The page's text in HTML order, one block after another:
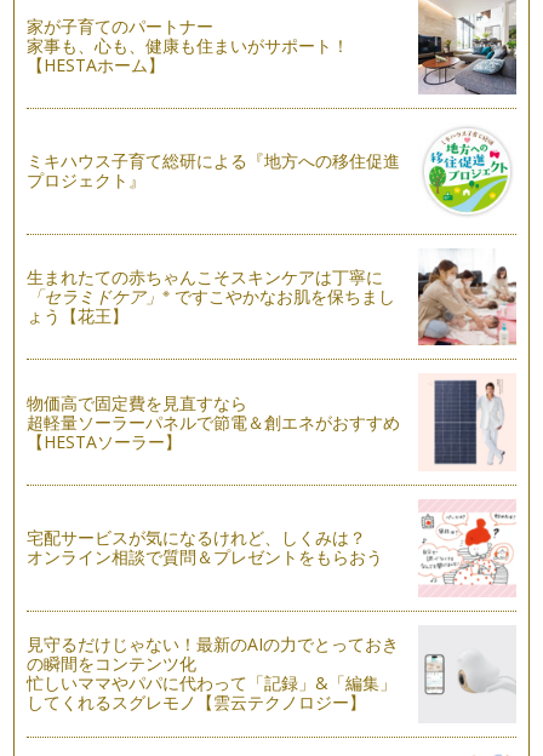
離婚を考える前にやってみよう①「色々なものの見方・考え方
の存在を認めよう」
「自分の常識は世間の非常識」とも言われるように、生まれ育
もしも離婚が頭によぎったら!?～ママの心の持ち方について
もしも離婚が頭によぎり、万が一、離婚となった時に子どもに
もしも離婚が頭によぎったら!?～離婚が及ぼす子どもへの負担
⑥「ママとの時間の欠乏と寂しさ」
もしも離婚となった時に子どもにかかる負担はどのくらいある
のでしょうか。今回は離婚後に母子家…
もしも離婚が頭によぎったら!?～離婚が及ぼす子どもへの負担
⑤「周囲からの言動のダメージ」
もしも離婚となった時に子どもにかかる負担はどのくらいある
のでしょうか。今回は子どもを取り巻…
もしも離婚が頭によぎったら!?～離婚が及ぼす子どもへの負担
④「パパに会えない、会いたいと言えない心のダメージ」
もしも離婚となった時に子どもにかかる負担はどのくらいある
のでしょうか。今回は離婚…
もしも離婚が頭によぎったら!?～離婚が及ぼす子どもへの負担
③「金銭的制限から生じる子どもへのダメージ」
母子家庭のママの就業状況を見てみると、「正規の職員・従
業員」が44.…
家が子育てのパートナー
家事も、心も、健康も住まいがサポート！
【HESTAホーム】
ミキハウス子育て総研による『地方への移住促進
プロジェクト』
生まれたての赤ちゃんこそスキンケアは丁寧に
「セラミドケア」※ ですこやかなお肌を保ちまし
ょう【花王】
物価高で固定費を見直すなら
超軽量ソーラーパネルで節電＆創エネがおすすめ
【HESTAソーラー】
宅配サービスが気になるけれど、しくみは？
オンライン相談で質問＆プレゼントをもらおう
見守るだけじゃない！最新のAIの力でとっておき
の瞬間をコンテンツ化
忙しいママやパパに代わって「記録」&「編集」
してくれるスグレモノ【雲云テクノロジー】